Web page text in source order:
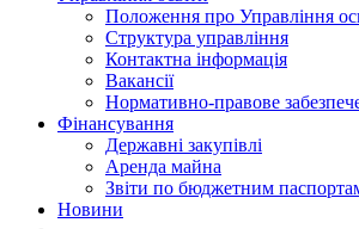
Положення про Управління
Структура управління
Контактна інформація
Вакансії
Нормативно-правове
Фінансування
Державні закупівлі
Аренда майна
Звіти по бюджетним
Новини